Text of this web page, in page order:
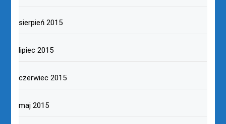
sierpień 2015
lipiec 2015
czerwiec 2015
maj 2015